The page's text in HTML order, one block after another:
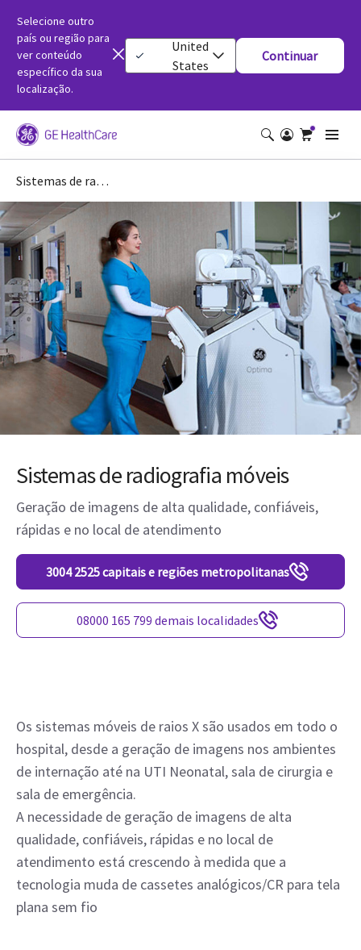
Selecione outro
país ou região para
ver conteúdo
específico da sua
localização.
United
States
Continuar
Sistemas de radiografia móveis
Sistemas de radiografia móveis
Geração de imagens de alta qualidade, confiáveis,
rápidas e no local de atendimento
3004 2525 capitais e regiões metropolitanas
08000 165 799 demais localidades
Os sistemas móveis de raios X são usados em todo o
hospital, desde a geração de imagens nos ambientes
de internação até na UTI Neonatal, sala de cirurgia e
sala de emergência.
A necessidade de geração de imagens de alta
qualidade, confiáveis, rápidas e no local de
atendimento está crescendo à medida que a
tecnologia muda de cassetes analógicos/CR para tela
plana sem fio